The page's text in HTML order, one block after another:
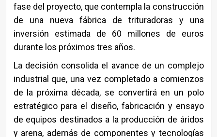
fase del proyecto, que contempla la construcción
de una nueva fábrica de trituradoras y una
inversión estimada de 60 millones de euros
durante los próximos tres años.
La decisión consolida el avance de un complejo
industrial que, una vez completado a comienzos
de la próxima década, se convertirá en un polo
estratégico para el diseño, fabricación y ensayo
de equipos destinados a la producción de áridos
y arena, además de componentes y tecnologías